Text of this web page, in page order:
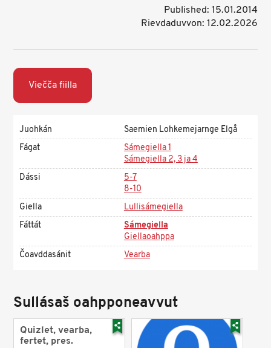
Published: 15.01.2014
Rievdaduvvon: 12.02.2026
Viečča fiilla
Juohkán
Saemien Lohkemejarnge Elgå
Fágat
Sámegiella 1
Sámegiella 2, 3 ja 4
Dássi
5-7
8-10
Giella
Lullisámegiella
Fáttát
Sámegiella
Giellaoahppa
Čoavddasánit
Vearba
Sullásaš oahpponeavvut
Quizlet, vearba,
fertet, pres.